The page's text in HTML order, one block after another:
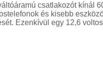
csatlakozót kínál
és kisebb
Ezenkívül egy 12,6